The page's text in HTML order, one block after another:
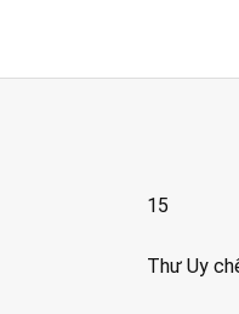
15
Thư Uy